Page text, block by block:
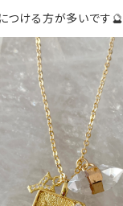
つける方が多いです🔮